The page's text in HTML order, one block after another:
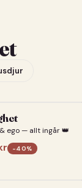
ego — allt ingår 👑
-40%